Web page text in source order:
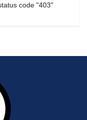
code "403"